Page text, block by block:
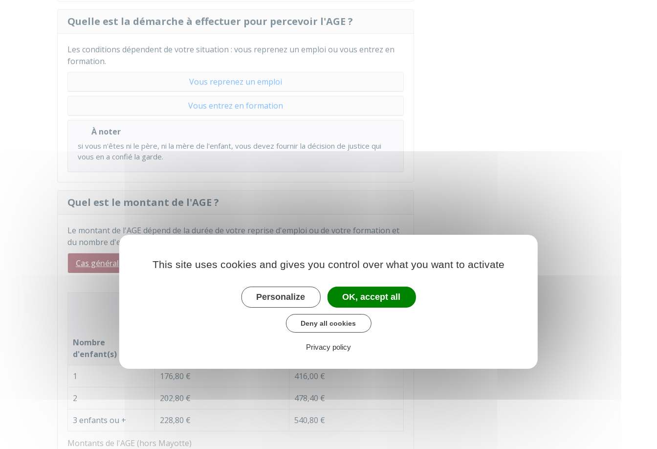
Quelle est la démarche à effectuer pour percevoir l'AGE ?
Les conditions dépendent de votre situation : vous reprenez un emploi ou vous entrez en
formation.
Vous reprenez un emploi
Vous entrez en formation
À noter
si vous n'êtes ni le père, ni la mère de l'enfant, vous devez fournir la décision de justice qui
vous en a confié la garde.
Quel est le montant de l'AGE ?
Le montant de l'AGE dépend de la durée de votre reprise d'emploi ou de votre formation et
du nombre d'enfant à garder. Des montants spécifiques sont applicables à Mayotte.
Cas général
Mayotte
Montants de l'AGE (hors Mayotte)
Nombre
d'enfant(s)
Durée de travail ou de formation
Entre 15 à 35h par
semaine
1 176,80 € 416,00 €
2 202,80 € 478,40 €
3 enfants ou + 228,80 € 540,80 €
This site uses cookies and gives you control over what you want to activate
Personalize OK, accept all
Deny all cookies
Privacy policy